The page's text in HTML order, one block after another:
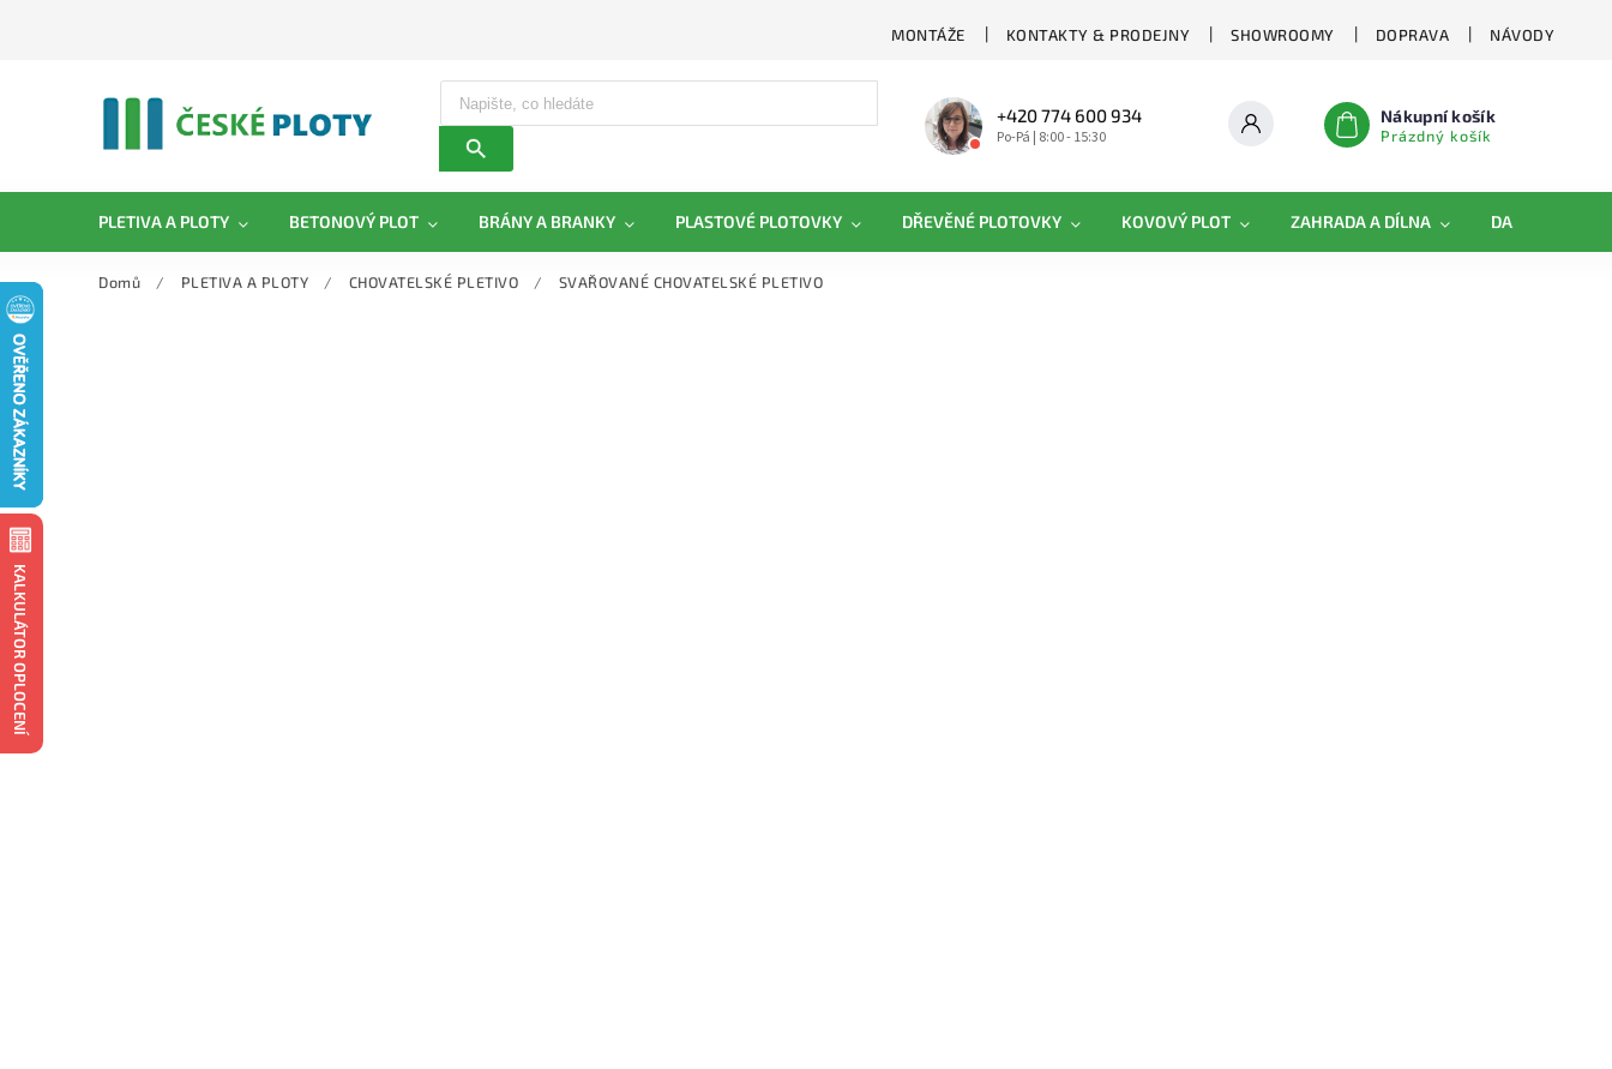
MONTÁŽE KONTAKTY & PRODEJNY SHOWROOMY DOPRAVA NÁVODY
+420 774 600 934
Po-Pá | 8:00 - 15:30
Nákupní košík
Prázdný košík
PLETIVA A PLOTY BETONOVÝ PLOT BRÁNY A BRANKY PLASTOVÉ PLOTOVKY DŘEVĚNÉ PLOTOVKY KOVOVÝ PLOT ZAHRADA A DÍLNA DAMIPLAST®
Domů / PLETIVA A PLOTY / CHOVATELSKÉ PLETIVO / SVAŘOVANÉ CHOVATELSKÉ PLETIVO
KALKULÁTOR OPLOCENÍ